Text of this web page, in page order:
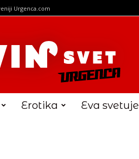
Urgenca.com
Erotika Eva svetuje